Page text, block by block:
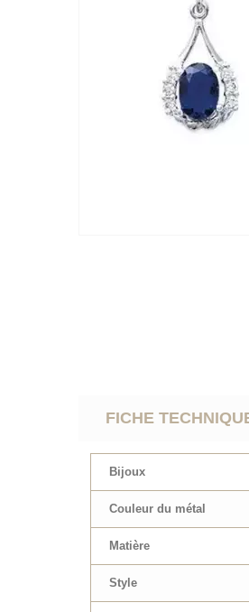
FICHE
Bijoux
Couleur du métal
Matière
Style